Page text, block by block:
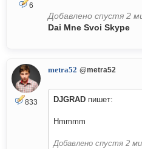
6
Добавлено спустя 2
Dai Mne Svoi Skype
833
metra52 @metra52
DJGRAD пишет:
Hmmmm
Добавлено спустя 2